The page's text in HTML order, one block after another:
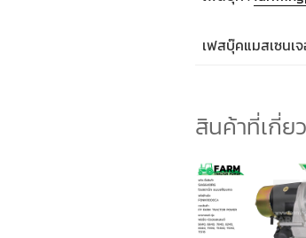
เฟสบุ๊คแมสเซนเ
สินค้าที่เกี่ย